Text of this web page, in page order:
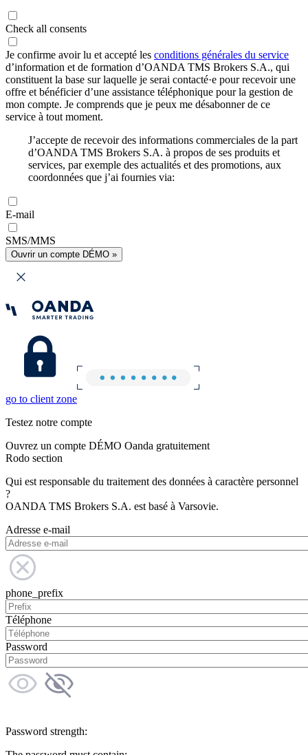
Check all consents
Je confirme avoir lu et accepté les conditions générales du service
d’information et de formation d’OANDA TMS Brokers S.A., qui
constituent la base sur laquelle je serai contacté·e pour recevoir une
offre et bénéficier d’une assistance téléphonique pour la gestion de
mon compte. Je comprends que je peux me désabonner de ce
service à tout moment.
J’accepte de recevoir des informations commerciales de la part
d’OANDA TMS Brokers S.A. à propos de ses produits et
services, par exemple des actualités et des promotions, aux
coordonnées que j’ai fournies via:
E-mail
SMS/MMS
Ouvrir un compte DÉMO »
go to client zone
Testez notre compte
Ouvrez un compte DÉMO Oanda gratuitement
Rodo section
Qui est responsable du traitement des données à caractère personnel
?
OANDA TMS Brokers S.A. est basé à Varsovie.
Adresse e-mail
phone_prefix
Téléphone
Password
Password strength: